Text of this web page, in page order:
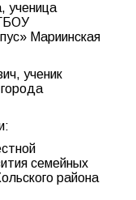
ученица
Мариинская
ученик
семейных
района